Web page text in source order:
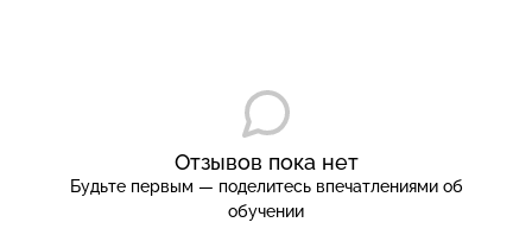
Отзывов пока нет
Будьте первым — поделитесь впечатлениями об
обучении